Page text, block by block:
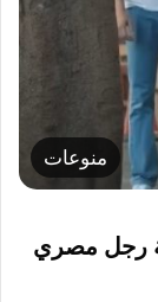
منوعات
رجل مصري